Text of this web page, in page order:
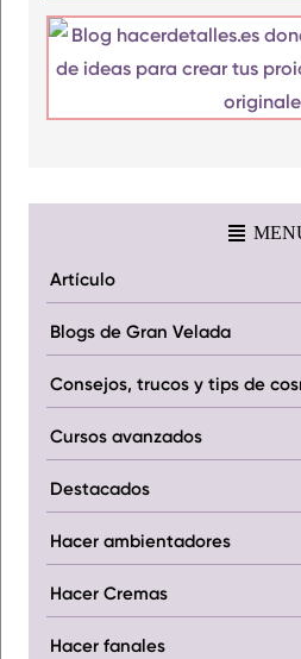
Artículo
Blogs de Gran Velada
Consejos, trucos y tips de
Cursos avanzados
Destacados
Hacer ambientadores
Hacer Cremas
Hacer fanales